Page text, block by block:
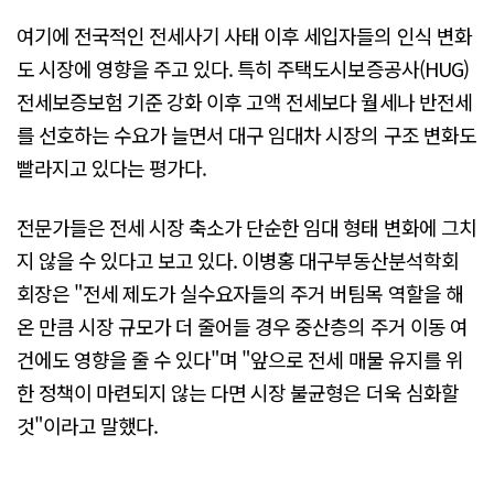
여기에 전국적인 전세사기 사태 이후 세입자들의 인식 변화
도 시장에 영향을 주고 있다. 특히 주택도시보증공사(HUG)
전세보증보험 기준 강화 이후 고액 전세보다 월세나 반전세
를 선호하는 수요가 늘면서 대구 임대차 시장의 구조 변화도
빨라지고 있다는 평가다.
전문가들은 전세 시장 축소가 단순한 임대 형태 변화에 그치
지 않을 수 있다고 보고 있다. 이병홍 대구부동산분석학회
회장은 "전세 제도가 실수요자들의 주거 버팀목 역할을 해
온 만큼 시장 규모가 더 줄어들 경우 중산층의 주거 이동 여
건에도 영향을 줄 수 있다"며 "앞으로 전세 매물 유지를 위
한 정책이 마련되지 않는 다면 시장 불균형은 더욱 심화할
것"이라고 말했다.